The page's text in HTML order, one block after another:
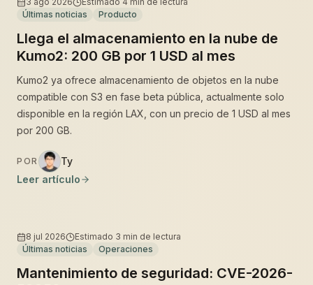
Últimas noticias
Producto
Llega el almacenamiento en la nube de
Kumo2: 200 GB por 1 USD al mes
Kumo2 ya ofrece almacenamiento de objetos en la nube
compatible con S3 en fase beta pública, actualmente solo
disponible en la región LAX, con un precio de 1 USD al mes
por 200 GB.
POR
Ty
Leer artículo
8 jul 2026 Estimado 3 min de lectura
Últimas noticias
Operaciones
Mantenimiento de seguridad: CVE-2026-